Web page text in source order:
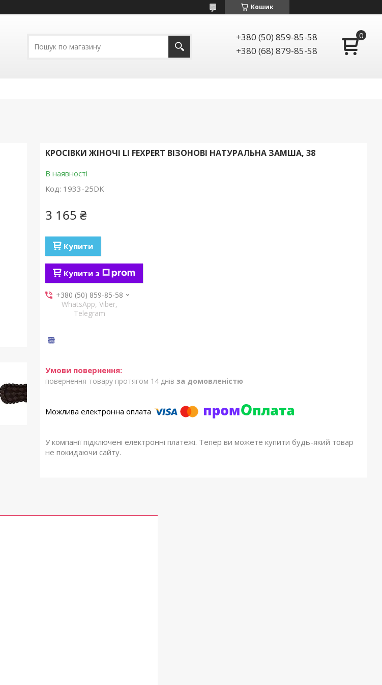
Кошик
+380 (50) 859-85-58
+380 (68) 879-85-58
КРОСІВКИ ЖІНОЧІ LI FEXPERT ВІЗОНОВІ НАТУРАЛЬНА ЗАМША, 38
В наявності
Код: 1933-25DK
3 165 ₴
Купити
Купити з
+380 (50) 859-85-58
WhatsApp, Viber,
Telegram
повернення товару протягом 14 днів за домовленістю
У компанії підключені електронні платежі. Тепер ви можете купити будь-який товар
не покидаючи сайту.